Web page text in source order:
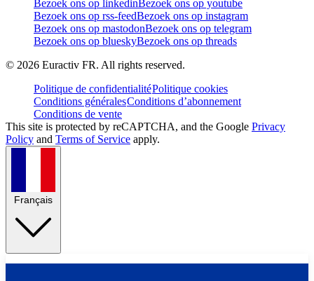
Bezoek ons op linkedinBezoek ons op youtube
Bezoek ons op rss-feedBezoek ons op instagram
Bezoek ons op mastodonBezoek ons op telegram
Bezoek ons op blueskyBezoek ons op threads
© 2026 Euractiv FR. All rights reserved.
Politique de confidentialitéPolitique cookies
Conditions généralesConditions d’abonnement
Conditions de vente
This site is protected by reCAPTCHA, and the Google Privacy
Policy and Terms of Service apply.
Français